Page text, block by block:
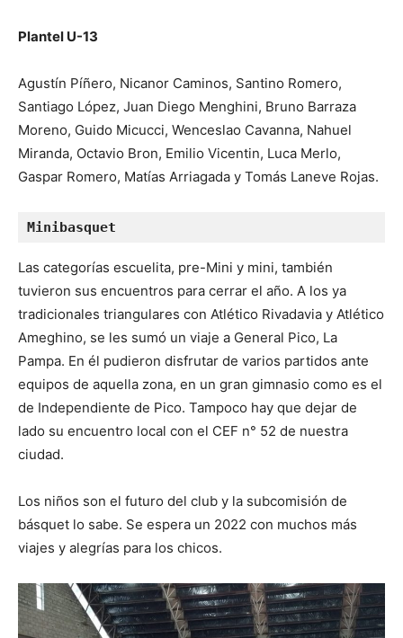
Plantel U-13
Agustín Píñero, Nicanor Caminos, Santino Romero,
Santiago López, Juan Diego Menghini, Bruno Barraza
Moreno, Guido Micucci, Wenceslao Cavanna, Nahuel
Miranda, Octavio Bron, Emilio Vicentin, Luca Merlo,
Gaspar Romero, Matías Arriagada y Tomás Laneve Rojas.
Minibasquet
Las categorías escuelita, pre-Mini y mini, también
tuvieron sus encuentros para cerrar el año. A los ya
tradicionales triangulares con Atlético Rivadavia y Atlético
Ameghino, se les sumó un viaje a General Pico, La
Pampa. En él pudieron disfrutar de varios partidos ante
equipos de aquella zona, en un gran gimnasio como es el
de Independiente de Pico. Tampoco hay que dejar de
lado su encuentro local con el CEF n° 52 de nuestra
ciudad.
Los niños son el futuro del club y la subcomisión de
básquet lo sabe. Se espera un 2022 con muchos más
viajes y alegrías para los chicos.